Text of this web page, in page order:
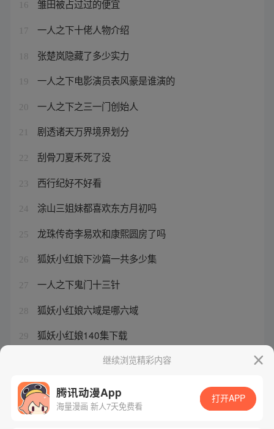
16 雏田被占过过的便宜
17 一人之下十佬人物介绍
18 张楚岚隐藏了多少实力
19 一人之下电影演员表风豪是谁演的
20 一人之下之三一门创始人
21 剧透诸天万界境界划分
22 刮骨刀夏禾死了没
23 西行纪好不好看
24 涂山三姐妹都喜欢东方月初吗
25 龙珠传奇李易欢和康熙圆房了吗
26 狐妖小红娘下沙篇一共多少集
27 一人之下鬼门十三针
28 狐妖小红娘六域是哪六域
29 狐妖小红娘140集下载
悟空分身封了一天怎么办继续浏览精彩内容
腾讯动漫App
海量漫画 新人7天免费看
打开APP